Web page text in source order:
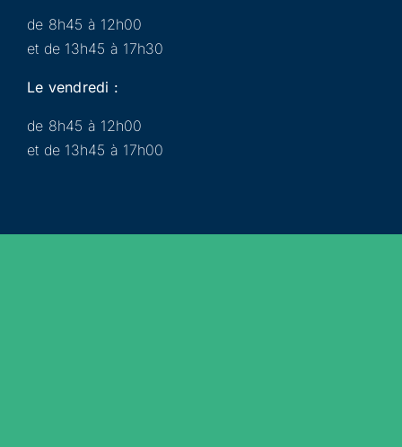
de 8h45 à 12h00
et de 13h45 à 17h30
Le vendredi :
de 8h45 à 12h00
et de 13h45 à 17h00